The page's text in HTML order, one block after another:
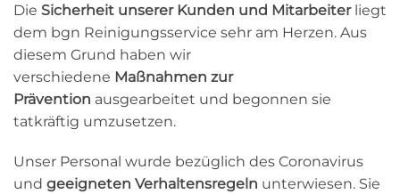
Die Sicherheit unserer Kunden und Mitarbeiterliegt
dem bgn Reinigungsservice sehr am Herzen. Aus
diesem Grund haben wir
verschiedene Maßnahmen zur
Prävention ausgearbeitet und begonnen sie
tatkräftig umzusetzen.
Unser Personal wurde bezüglich des Coronavirus
und geeigneten Verhaltensregeln unterwiesen. Sie